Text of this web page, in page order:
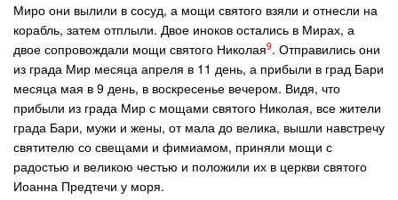
Миро они вылили в сосуд, а мощи святого взяли и отнесли на
корабль, затем отплыли. Двое иноков остались в Мирах, а
двое сопровождали мощи святого Николая9. Отправились они
из града Мир месяца апреля в 11 день, а прибыли в град Бари
месяца мая в 9 день, в воскресенье вечером. Видя, что
прибыли из града Мир с мощами святого Николая, все жители
града Бари, мужи и жены, от мала до велика, вышли навстречу
святителю со свещами и фимиамом, приняли мощи с
радостью и великою честью и положили их в церкви святого
Иоанна Предтечи у моря.